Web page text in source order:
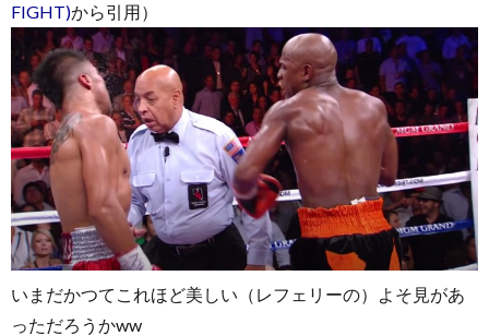
FIGHT)から引用）
いまだかつてこれほど美しい（レフェリーの）よそ見があ
っただろうかww